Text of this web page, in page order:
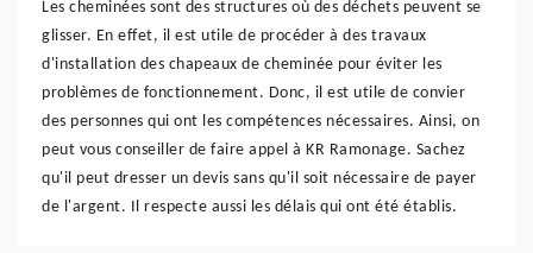
Les cheminées sont des structures où des déchets peuvent se
glisser. En effet, il est utile de procéder à des travaux
d'installation des chapeaux de cheminée pour éviter les
problèmes de fonctionnement. Donc, il est utile de convier
des personnes qui ont les compétences nécessaires. Ainsi, on
peut vous conseiller de faire appel à KR Ramonage. Sachez
qu'il peut dresser un devis sans qu'il soit nécessaire de payer
de l'argent. Il respecte aussi les délais qui ont été établis.